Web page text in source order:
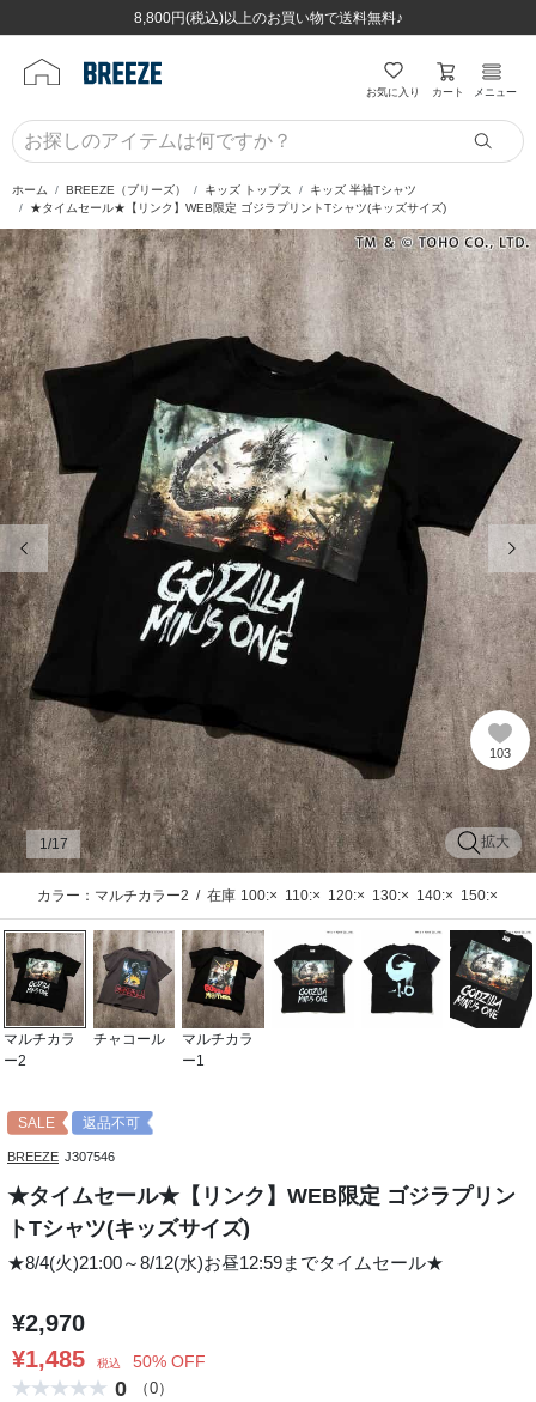
8,800円(税込)以上のお買い物で送料無料♪
ほぼ全品半額！！8/12(水)お昼12:59まで！！
8,800円(税込)以上のお買い物で送料無料♪
ほぼ全品半額！！8/12(水)お昼12:59まで！！
お気に入り カート メニュー
ホーム BREEZE（ブリーズ） キッズ トップス
キッズ 半袖Tシャツ
★タイムセール★【リンク】WEB限定 ゴジラプリントTシャツ(キッズサイズ)
前の画像
103
拡大
1 /17
カラー：マルチカラー2 / 在庫 100:× 110:× 120:× 130:× 140:× 150:×
マルチカラ
ー2
チャコール
マルチカラ
ー1
SALE 返品不可
BREEZE J307546
★タイムセール★【リンク】WEB限定 ゴジラプリン
トTシャツ(キッズサイズ)
★8/4(火)21:00～8/12(水)お昼12:59までタイムセール★
¥2,970
¥1,485
税込 50% OFF
0 （0）